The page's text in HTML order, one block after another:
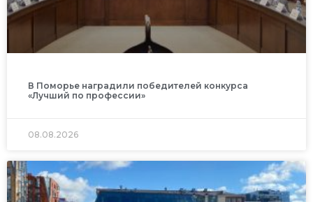
В Поморье наградили победителей конкурса
«Лучший по профессии»
08.08.2026